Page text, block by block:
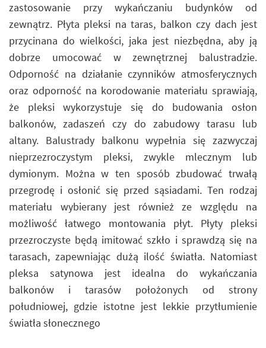
zastosowanie przy wykańczaniu budynków od
zewnątrz. Płyta pleksi na taras, balkon czy dach jest
przycinana do wielkości, jaka jest niezbędna, aby ją
dobrze umocować w zewnętrznej balustradzie.
Odporność na działanie czynników atmosferycznych
oraz odporność na korodowanie materiału sprawiają,
że pleksi wykorzystuje się do budowania osłon
balkonów, zadaszeń czy do zabudowy tarasu lub
altany. Balustrady balkonu wypełnia się zazwyczaj
nieprzezroczystym pleksi, zwykle mlecznym lub
dymionym. Można w ten sposób zbudować trwałą
przegrodę i osłonić się przed sąsiadami. Ten rodzaj
materiału wybierany jest również ze względu na
możliwość łatwego montowania płyt. Płyty pleksi
przezroczyste będą imitować szkło i sprawdzą się na
tarasach, zapewniając dużą ilość światła. Natomiast
pleksa satynowa jest idealna do wykańczania
balkonów i tarasów położonych od strony
południowej, gdzie istotne jest lekkie przytłumienie
światła słonecznego